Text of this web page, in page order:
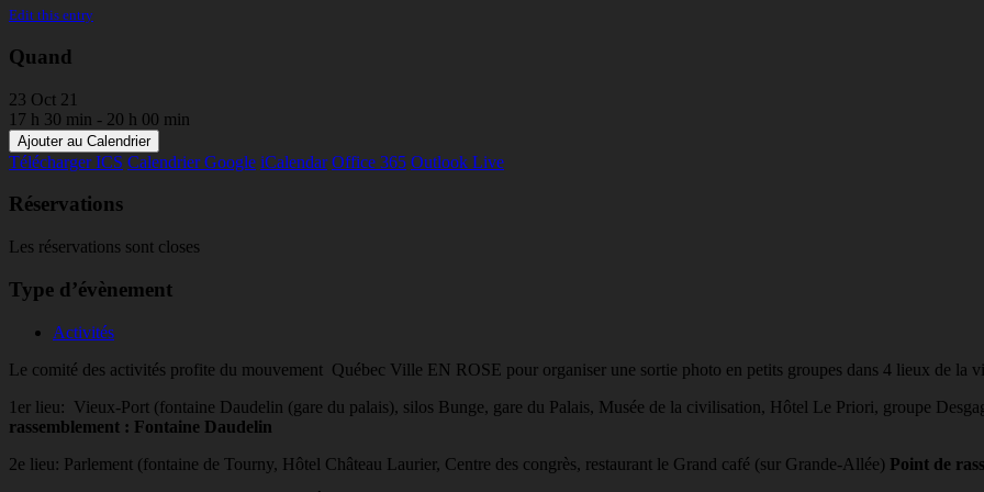
Edit this entry
Quand
23 Oct 21
17 h 30 min - 20 h 00 min
Ajouter au Calendrier
Télécharger ICS Calendrier Google iCalendar Office 365 Outlook Live
Réservations
Les réservations sont closes
Type d’évènement
Activités
Le comité des activités profite du mouvement Québec Ville EN ROSE pour organiser une sortie photo en petits groupes dans 4 lieux de la
1er lieu: Vieux-Port (fontaine Daudelin (gare du palais), silos Bunge, gare du Palais, Musée de la civilisation, Hôtel Le Priori, groupe
rassemblement : Fontaine Daudelin
2e lieu: Parlement (fontaine de Tourny, Hôtel Château Laurier, Centre des congrès, restaurant le Grand café (sur Grande-Allée) Point de